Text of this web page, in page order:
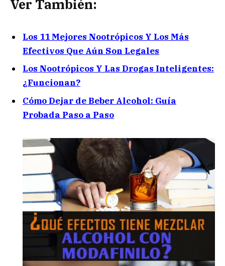
Ver También:
Los 11 Mejores Nootrópicos Y Los Más
Efectivos Que Aún Son Legales
Los Nootrópicos Y Las Drogas Inteligentes:
¿Funcionan?
Cómo Dejar de Beber Alcohol: Guía
Probada Paso a Paso